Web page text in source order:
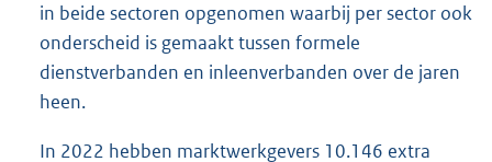
in beide sectoren opgenomen waarbij per sector ook
onderscheid is gemaakt tussen formele
dienstverbanden en inleenverbanden over de jaren
heen.
In 2022 hebben marktwerkgevers 10.146 extra